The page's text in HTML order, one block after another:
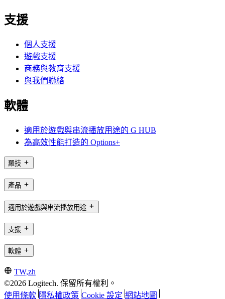
支援
個人支援
遊戲支援
商務與教育支援
與我們聯絡
軟體
適用於遊戲與串流播放用途的 G HUB
為高效性能打造的 Options+
羅技
產品
適用於遊戲與串流播放用途
支援
軟體
TW,zh
©2026 Logitech. 保留所有權利。
使用條款 隱私權政策 Cookie 設定 網站地圖